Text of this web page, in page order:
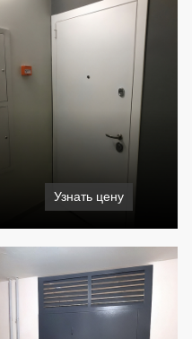
Узнать цену